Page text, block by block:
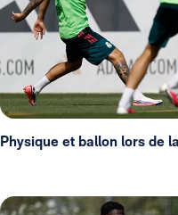
Physique et ballon lors de